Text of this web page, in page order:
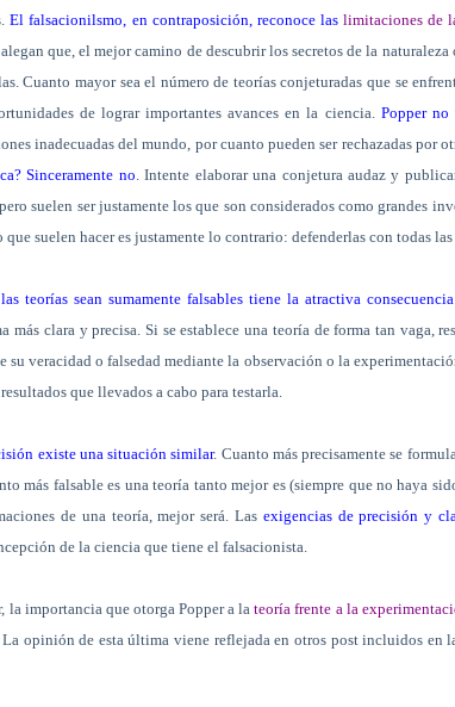
El falsacionilsmo, en contraposición, reconoce las limitaciones de
que, el mejor camino de descubrir los secretos de la
Cuanto mayor sea el número de teorías conjeturadas que se
de lograr importantes avances en la ciencia.Popper no
inadecuadas del mundo, por cuanto pueden ser rechazadas por
Sinceramente no. Intente elaborar una conjetura audaz y
suelen ser justamente los que son considerados como grandes
que suelen hacer es justamente lo contrario: defenderlas con todas
teorías sean sumamente falsables tiene la atractiva
más clara y precisa. Si se establece una teoría de forma tan vaga,
su veracidad o falsedad mediante la observación o la
que llevados a cabo para testarla.
existe una situación similar. Cuanto más precisamente se
más falsable es una teoría tanto mejor es (siempre que no haya
de una teoría, mejor será. Las exigencias de precisión y
de la ciencia que tiene el falsacionista.
la importancia que otorga Popper a lateoría frente a la
opinión de esta última viene reflejada en otros post incluidos en